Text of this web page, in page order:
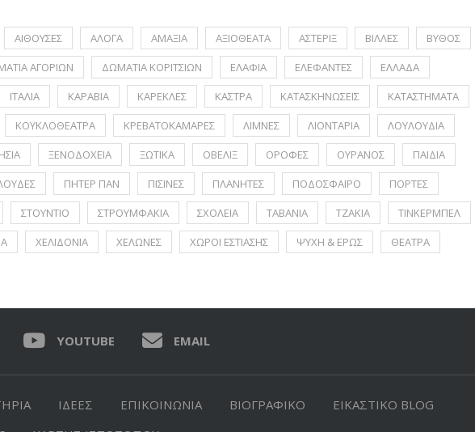
ΑΙΘΟΥΣΕΣ ΑΛΟΓΑ ΑΜΑΞΙΑ ΑΞΙΟΘΕΑΤΑ ΑΣΤΕΡΙΞ ΒΙΛΛΕΣ
ΒΥΘΟΣ
ΑΓΟΡΙΩΝ ΔΩΜΑΤΙΑ ΚΟΡΙΤΣΙΩΝ ΕΛΑΦΙΑ ΕΛΕΦΑΝΤΕΣ
ΕΛΛΑΔΑ
ΙΤΑΛΙΑ ΚΑΡΑΒΙΑ ΚΑΡΕΚΛΕΣ ΚΑΣΤΡΑ ΚΑΤΑΣΚΗΝΩΣΕΙΣ
ΚΑΤΑΣΤΗΜΑΤΑ
ΚΟΥΚΛΟΘΕΑΤΡΑ ΚΡΕΒΑΤΟΚΑΜΑΡΕΣ ΛΙΜΝΕΣ ΛΙΟΝΤΑΡΙΑ
ΛΟΥΛΟΥΔΙΑ
ΞΕΝΟΔΟΧΕΙΑ ΞΩΤΙΚΑ ΟΒΕΛΙΞ ΟΡΟΦΕΣ ΟΥΡΑΝΟΣ
ΠΑΙΔΙΑ
ΠΗΤΕΡ ΠΑΝ ΠΙΣΙΝΕΣ ΠΛΑΝΗΤΕΣ ΠΟΔΟΣΦΑΙΡΟ
ΠΟΡΤΕΣ
ΣΤΟΥΝΤΙΟ ΣΤΡΟΥΜΦΑΚΙΑ ΣΧΟΛΕΙΑ ΤΑΒΑΝΙΑ ΤΖΑΚΙΑ
ΤΙΝΚΕΡΜΠΕΛ
ΧΕΛΙΔΟΝΙΑ ΧΕΛΩΝΕΣ ΧΩΡΟΙ ΕΣΤΙΑΣΗΣ ΨΥΧΗ & ΕΡΩΣ ΘΕΑΤΡΑ
YOUTUBE EMAIL
ΙΔΕΕΣ ΕΠΙΚΟΙΝΩΝΙΑ ΒΙΟΓΡΑΦΙΚΟ
ΕΙΚΑΣΤΙΚΟ BLOG